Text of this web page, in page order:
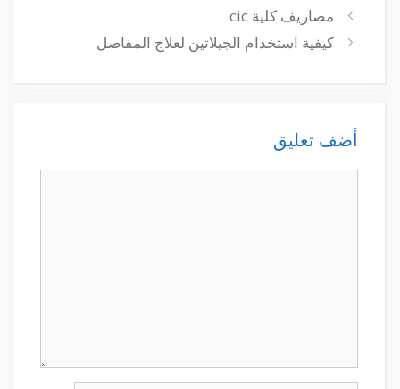
مصاريف كلية cic
كيفية استخدام الجيلاتين لعلاج المفاصل
أضف تعليق